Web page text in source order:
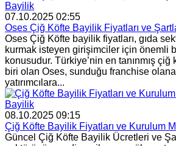
Bayilik
07.10.2025 02:55
Oses Çiğ Köfte Bayilik Fiyatları ve
Oses Çiğ Köfte bayilik fiyatları, gıda
kurmak isteyen girişimciler için önemli
konusudur. Türkiye’nin en tanınmış çiğ
biri olan Oses, sunduğu franchise
yatırımcılara...
Bayilik
08.10.2025 09:15
Çiğ Köfte Bayilik Fiyatları ve Kurulum
Güncel Çiğ Köfte Bayilik Ücretleri ve